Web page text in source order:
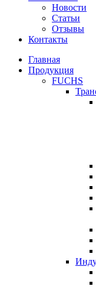
Новости
Статьи
Отзывы
Контакты
Главная
Продукция
FUCHS